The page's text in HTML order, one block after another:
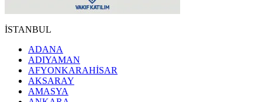
İSTANBUL
ADANA
ADIYAMAN
AFYONKARAHİSAR
AKSARAY
AMASYA